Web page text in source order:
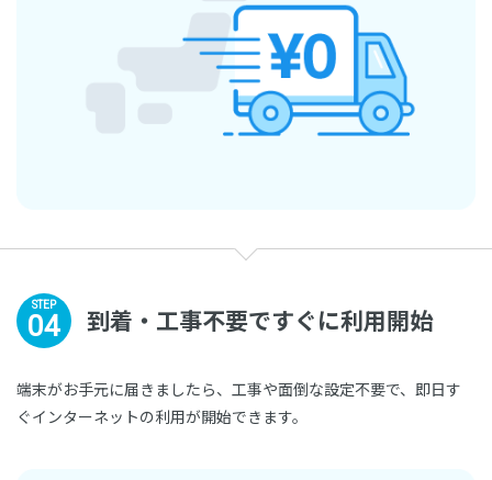
STEP
04 到着・工事不要ですぐに利用開始
端末がお手元に届きましたら、工事や面倒な設定不要で、即日す
ぐインターネットの利用が開始できます。